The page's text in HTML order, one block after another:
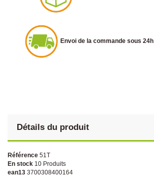
Envoi de la commande sous 24h
Détails du produit
Référence 51T
En stock 10 Produits
ean13 3700308400164